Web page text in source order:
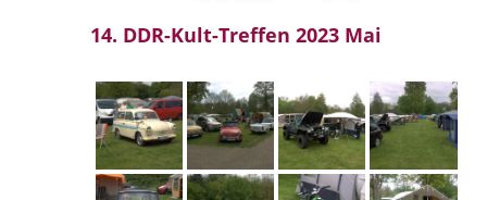
14. DDR-Kult-Treffen 2023 Mai